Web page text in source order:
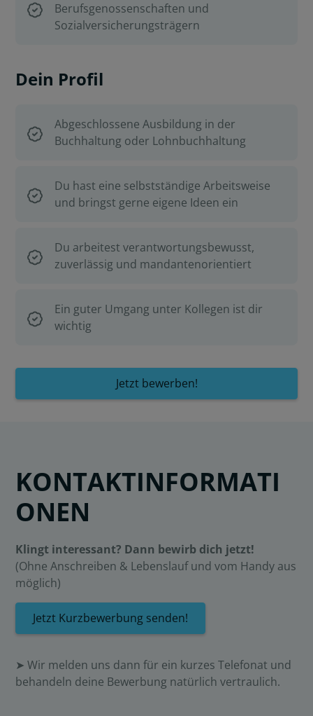
Berufsgenossenschaften und
Sozialversicherungsträgern
Dein Profil
Abgeschlossene Ausbildung in der
Buchhaltung oder Lohnbuchhaltung
Du hast eine selbstständige Arbeitsweise
und bringst gerne eigene Ideen ein
Du arbeitest verantwortungsbewusst,
zuverlässig und mandantenorientiert
Ein guter Umgang unter Kollegen ist dir
wichtig
Jetzt bewerben!
KONTAKTINFORMATI
ONEN
Klingt interessant? Dann bewirb dich jetzt!
(Ohne Anschreiben & Lebenslauf und vom Handy aus
möglich)
Jetzt Kurzbewerbung senden!
➤ Wir melden uns dann für ein kurzes Telefonat und
behandeln deine Bewerbung natürlich vertraulich.